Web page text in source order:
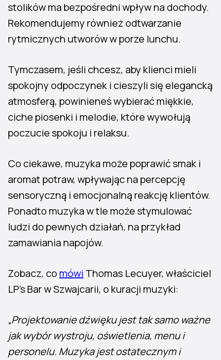
stolików ma bezpośredni wpływ na dochody.
Rekomendujemy również odtwarzanie
rytmicznych utworów w porze lunchu.
Tymczasem, jeśli chcesz, aby klienci mieli
spokojny odpoczynek i cieszyli się elegancką
atmosferą, powinieneś wybierać miękkie,
ciche piosenki i melodie, które wywołują
poczucie spokoju i relaksu.
Co ciekawe, muzyka może poprawić smak i
aromat potraw, wpływając na percepcję
sensoryczną i emocjonalną reakcję klientów.
Ponadto muzyka w tle może stymulować
ludzi do pewnych działań, na przykład
zamawiania napojów.
Zobacz, co mówi Thomas Lecuyer, właściciel
LP’s Bar w Szwajcarii, o kuracji muzyki:
„Projektowanie dźwięku jest tak samo ważne
jak wybór wystroju, oświetlenia, menu i
personelu. Muzyka jest ostatecznym i